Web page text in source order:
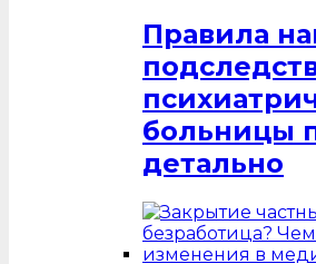
Правила
больницы
детально